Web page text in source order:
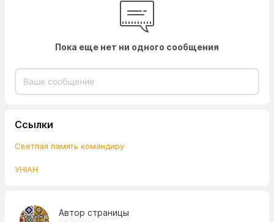
Пока еще нет ни одного сообщения
Ссылки
Светлая память командиру
УНІАН
Автор страницы